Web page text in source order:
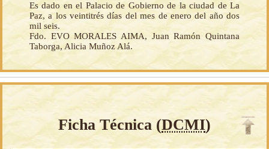
Es dado en el Palacio de Gobierno de la ciudad de La
Paz, a los veintitrés días del mes de enero del año dos
mil seis.
Fdo. EVO MORALES AIMA, Juan Ramón Quintana
Taborga, Alicia Muñoz Alá.
Ficha Técnica (DCMI)